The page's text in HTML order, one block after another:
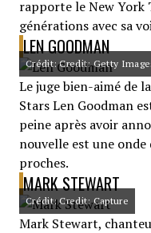
rapporte le New York
générations avec sa
LEN GOODMAN
Crédit: Credit: Getty
Le juge bien-aimé de
Stars Len Goodman
peine après avoir
nouvelle est une onde
proches.
MARK STEWART
Crédit: Credit: Capture
Mark Stewart,